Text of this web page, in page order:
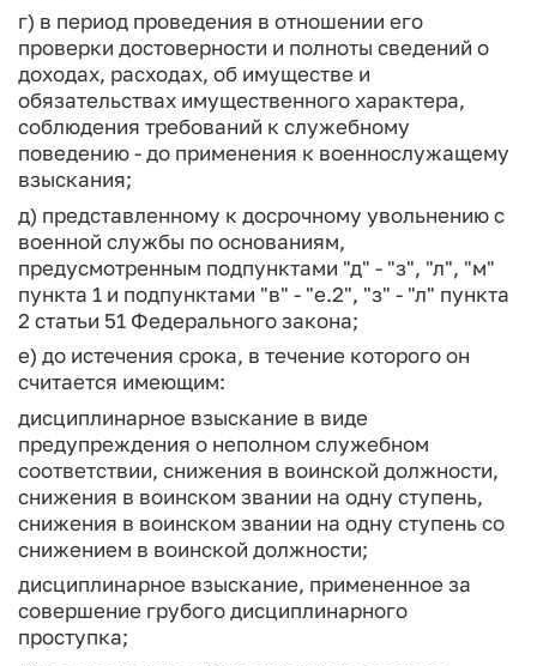
г) в период проведения в отношении его
проверки достоверности и полноты сведений о
доходах, расходах, об имуществе и
обязательствах имущественного характера,
соблюдения требований к служебному
поведению - до применения к военнослужащему
взыскания;
д) представленному к досрочному увольнению с
военной службы по основаниям,
предусмотренным подпунктами "д" - "з", "л", "м"
пункта 1 и подпунктами "в" - "е.2", "з" - "л" пункта
2 статьи 51 Федерального закона;
е) до истечения срока, в течение которого он
считается имеющим:
дисциплинарное взыскание в виде
предупреждения о неполном служебном
соответствии, снижения в воинской должности,
снижения в воинском звании на одну ступень,
снижения в воинском звании на одну ступень со
снижением в воинской должности;
дисциплинарное взыскание, примененное за
совершение грубого дисциплинарного
проступка;